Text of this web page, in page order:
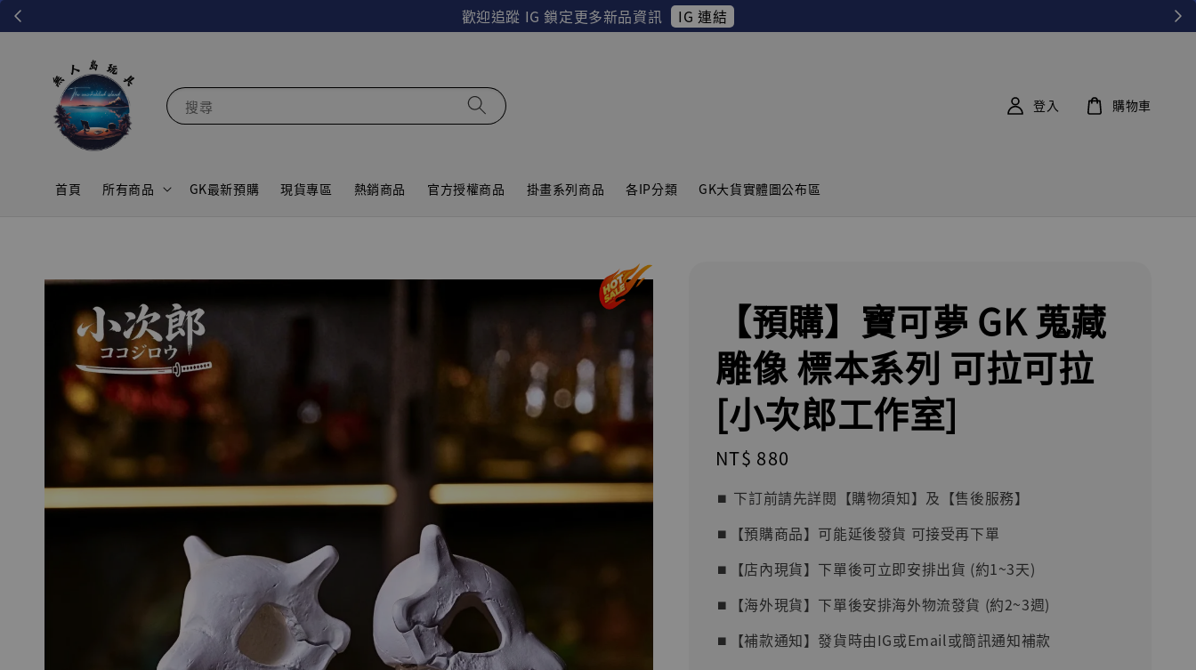
歡迎追蹤 IG 鎖定更多新品資訊 IG 連結
搜尋
首頁 所有商品 GK最新預購 現貨專區 熱銷商品 官方授權商品 掛畫系列商品 各IP分類 GK大貨實體圖公布區
登入 購物車
【預購】寶可夢 GK 蒐藏
雕像 標本系列 可拉可拉
[小次郎工作室]
Regular
price
NT$ 880
⏹︎ 下訂前請先詳閱【購物須知】及【售後服務】
⏹︎【預購商品】可能延後發貨 可接受再下單
⏹︎【店內現貨】下單後可立即安排出貨 (約1~3天)
⏹︎【海外現貨】下單後安排海外物流發貨 (約2~3週)
⏹︎【補款通知】發貨時由IG或Email或簡訊通知補款